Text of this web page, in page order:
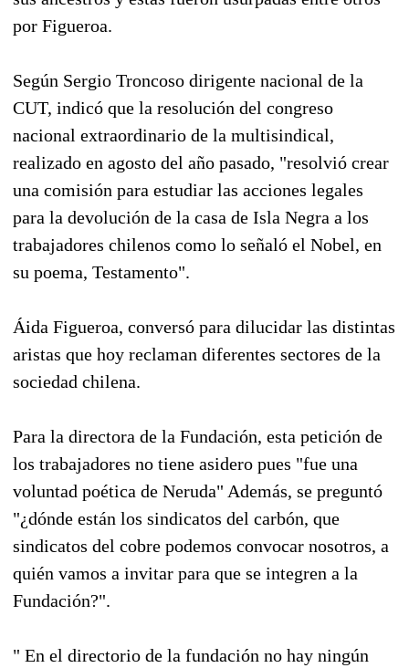
por Figueroa.
Según Sergio Troncoso dirigente nacional de la
CUT, indicó que la resolución del congreso
nacional extraordinario de la multisindical,
realizado en agosto del año pasado, "resolvió crear
una comisión para estudiar las acciones legales
para la devolución de la casa de Isla Negra a los
trabajadores chilenos como lo señaló el Nobel, en
su poema, Testamento".
Áida Figueroa, conversó para dilucidar las distintas
aristas que hoy reclaman diferentes sectores de la
sociedad chilena.
Para la directora de la Fundación, esta petición de
los trabajadores no tiene asidero pues "fue una
voluntad poética de Neruda" Además, se preguntó
"¿dónde están los sindicatos del carbón, que
sindicatos del cobre podemos convocar nosotros, a
quién vamos a invitar para que se integren a la
Fundación?".
" En el directorio de la fundación no hay ningún